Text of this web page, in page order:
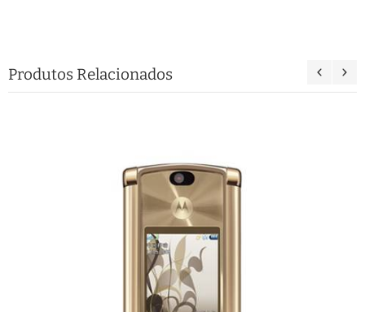
Produtos Relacionados